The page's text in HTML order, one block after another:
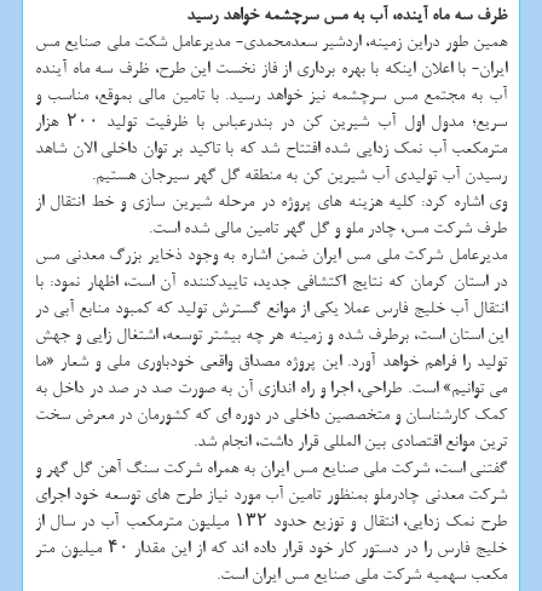
ظرف سه ماه آینده، آب به مس سرچشمه خواهد رسید
همین طور دراین زمینه، اردشیر سعدمحمدی- مدیرعامل شکت ملی صنایع مس
ایران- با اعلان اینکه با بهره برداری از فاز نخست این طرح، ظرف سه ماه آینده
آب به مجتمع مس سرچشمه نیز خواهد رسید. با تامین مالی بموقع، مناسب و
سریع؛ مدول اول آب شیرین کن در بندرعباس با ظرفیت تولید ۲۰۰ هزار
مترمکعب آب نمک زدایی شده افتتاح شد که با تاکید بر توان داخلی الان شاهد
رسیدن آب تولیدی آب شیرین کن به منطقه گل گهر سیرجان هستیم.
وی اشاره کرد: کلیه هزینه های پروژه در مرحله شیرین سازی و خط انتقال از
طرف شرکت مس، چادر ملو و گل گهر تامین مالی شده است.
مدیرعامل شرکت ملی مس ایران ضمن اشاره به وجود ذخایر بزرگ معدنی مس
در استان کرمان که نتایج اکتشافی جدید، تاییدکننده آن است، اظهار نمود: با
انتقال آب خلیج فارس عملا یکی از موانع گسترش تولید که کمبود منابع آبی در
این استان است، برطرف شده و زمینه هر چه بیشتر توسعه، اشتغال زایی و جهش
تولید را فراهم خواهد آورد. این پروژه مصداق واقعی خودباوری ملی و شعار «ما
می توانیم» است. طراحی، اجرا و راه اندازی آن به صورت صد در صد در داخل به
کمک کارشناسان و متخصصین داخلی در دوره ای که کشورمان در معرض سخت
ترین موانع اقتصادی بین المللی قرار داشت، انجام شد.
گفتنی است، شرکت ملی صنایع مس ایران به همراه شرکت سنگ آهن گل گهر و
شرکت معدنی چادرملو بمنظور تامین آب مورد نیاز طرح های توسعه خود اجرای
طرح نمک زدایی، انتقال و توزیع حدود ۱۳۲ میلیون مترمکعب آب در سال از
خلیج فارس را در دستور کار خود قرار داده اند که از این مقدار ۴۰ میلیون متر
مکعب سهمیه شرکت ملی صنایع مس ایران است.